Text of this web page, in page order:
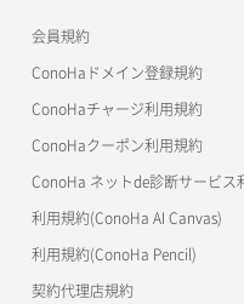
自動バックアップ有効化
サーバープラン詳細取得
サーバーメタデータ取得
サーバーメタデータ更新（ネ
サーバー一覧取得
サーバー作成
サーバー再構築（OS再インス
ネットワーク一覧取得
ネットワーク作成（ローカルネ
ネットワーク削除（ローカルネ
ネットワーク詳細取得
ポート一覧取得
ポート作成（ローカルネットワ
メンバー追加
リスナー作成
リスナー削除
リスナー更新
コンテナ削除
ラージオブジェクトアップロー
一時的Web公開
ConoHa for GAME
OpenStack CLI
Terraform
s3cmd
公開API(ConoHa VPS Ver.2.0)
会員規約
ConoHaドメイン登録規約
ConoHaチャージ利用規約
ConoHaクーポン利用規約
ConoHa ネットde診断サービス
利用規約(ConoHa AI Canvas)
利用規約(ConoHa Pencil)
契約代理店規約